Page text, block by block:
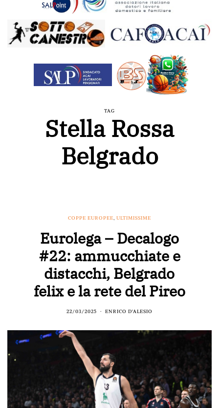
TAG
Stella Rossa
Belgrado
COPPE EUROPEE, ULTIMISSIME
Eurolega – Decalogo
#22: ammucchiate e
distacchi, Belgrado
felix e la rete del Pireo
22/03/2025 ENRICO D'ALESIO